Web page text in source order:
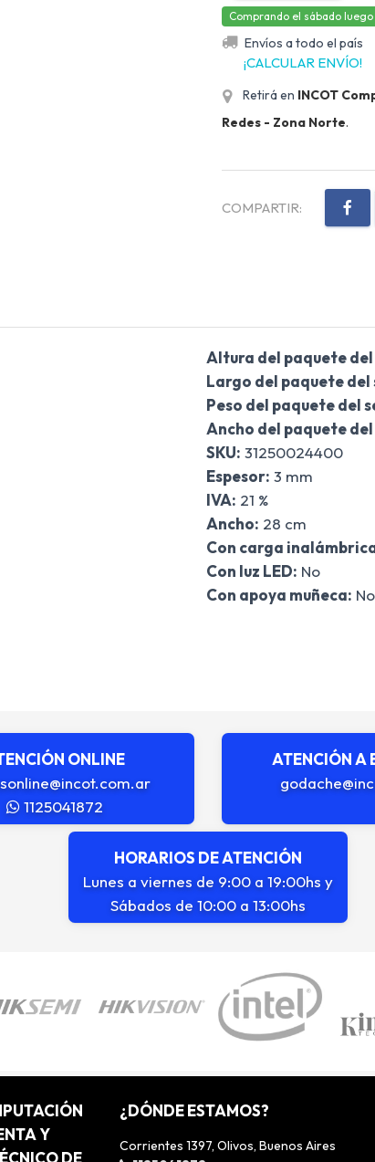
Comprando el sábado
Envíos a todo el país
¡CALCULAR ENVÍO!
Retirá en INCOT
Redes - Zona Norte.
COMPARTIR:
Altura del paquete
Largo del paquete del
Peso del paquete del
Ancho del paquete
SKU: 31250024400
Espesor: 3 mm
IVA: 21 %
Ancho: 28 cm
Con carga
Con luz LED: No
Con apoya muñeca: No
ONLINE
1125041872
ATENCIÓN A
HORARIOS DE ATENCIÓN
Lunes a viernes de 9:00 a 19:00hs y
Sábados de 10:00 a 13:00hs
Y
DE
¿DÓNDE ESTAMOS?
Corrientes 1397, Olivos, Buenos Aires